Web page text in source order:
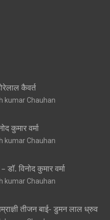
कैवर्त
kumar Chauhan
कुमार वर्मा
kumar Chauhan
विनोद कुमार वर्मा
kumar Chauhan
तीजन बाई- डुमन लाल ध्रुव